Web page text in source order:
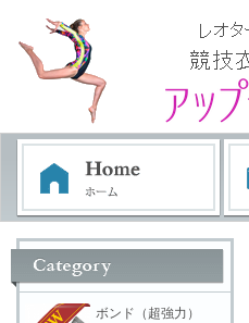
ボンド（超強力）